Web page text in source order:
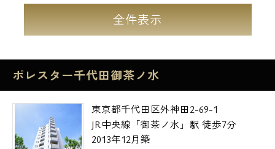
全件表示
ポレスター千代田御茶ノ水
東京都千代田区外神田2-69-1
JR中央線「御茶ノ水」駅 徒歩7分
2013年12月築